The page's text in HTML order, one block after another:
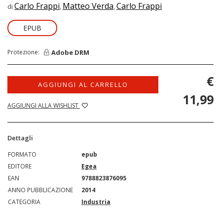
di Carlo Frappi, Matteo Verda, Carlo Frappi
EPUB
Protezione: Adobe DRM
AGGIUNGI AL CARRELLO
AGGIUNGI ALLA WISHLIST
€
11,99
Dettagli
FORMATO
epub
EDITORE
Egea
EAN
9788823876095
ANNO PUBBLICAZIONE
2014
CATEGORIA
Industria